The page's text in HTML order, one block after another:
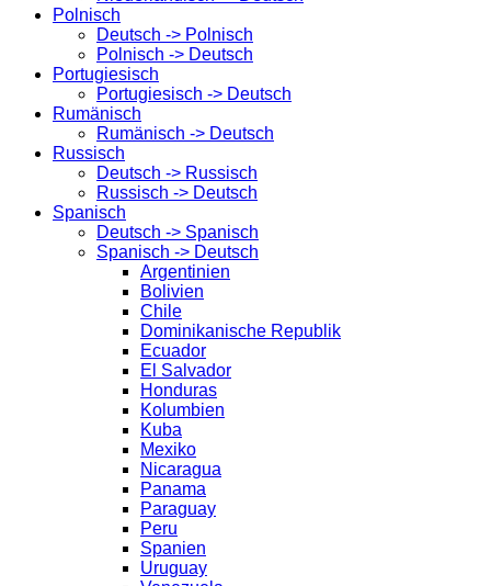
Polnisch
Deutsch -> Polnisch
Polnisch -> Deutsch
Portugiesisch
Portugiesisch -> Deutsch
Rumänisch
Rumänisch -> Deutsch
Russisch
Deutsch -> Russisch
Russisch -> Deutsch
Spanisch
Deutsch -> Spanisch
Spanisch -> Deutsch
Argentinien
Bolivien
Chile
Dominikanische Republik
Ecuador
El Salvador
Honduras
Kolumbien
Kuba
Mexiko
Nicaragua
Panama
Paraguay
Peru
Spanien
Uruguay